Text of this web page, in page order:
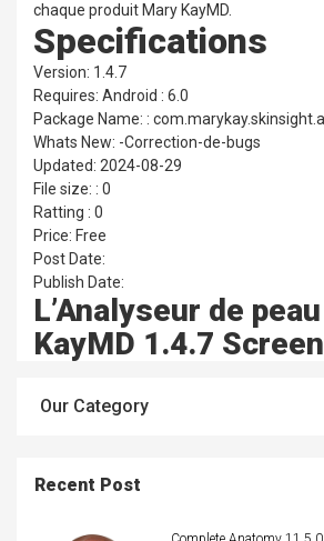
chaque produit Mary KayMD.
Specifications
Version: 1.4.7
Requires: Android : 6.0
Package Name: :
Whats New: -Correction-de-bugs
Updated: 2024-08-29
File size: : 0
Ratting : 0
Price: Free
Post Date:
Publish Date:
L’Analyseur de
KayMD 1.4.7
Our Category
Recent Post